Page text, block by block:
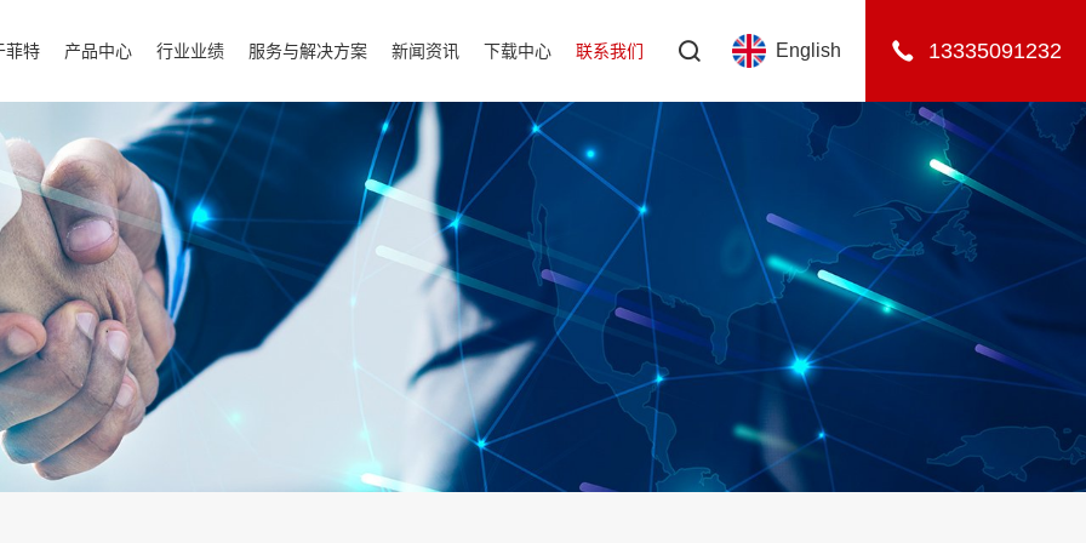
菲特 产品中心 行业业绩 服务与解决方案 新闻资讯 下载中心 联系我们 English 13335091232